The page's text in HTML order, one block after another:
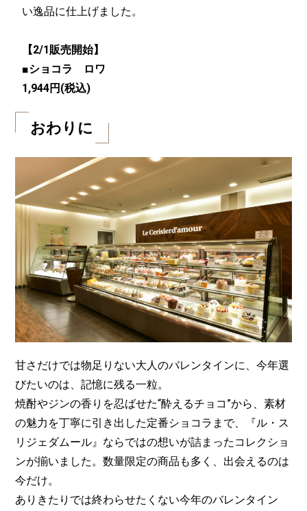
い逸品に仕上げました。
【2/1販売開始】
■ショコラ ロワ
1,944円(税込)
おわりに
甘さだけでは物足りない大人のバレンタインに、今年選
びたいのは、記憶に残る一粒。
焼酎やジンの香りを忍ばせた“酔えるチョコ”から、素材
の魅力を丁寧に引き出した定番ショコラまで、『ル・ス
リジェダムール』ならではの想いが詰まったコレクショ
ンが揃いました。数量限定の商品も多く、出会えるのは
今だけ。
ありきたりでは終わらせたくない今年のバレンタイン